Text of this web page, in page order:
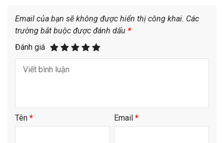
Email của bạn sẽ không được hiển thị công khai. Các
trường bắt buộc được đánh dấu *
Đánh giá
Tên * Email *